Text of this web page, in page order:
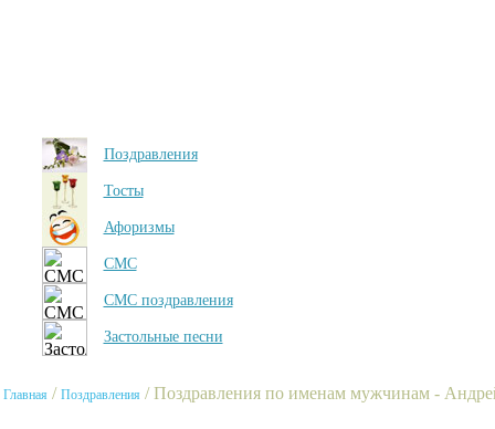
Поздравления
Тосты
Афоризмы
СМС
СМС поздравления
Застольные песни
Главная / Поздравления / Поздравления по именам мужчинам -